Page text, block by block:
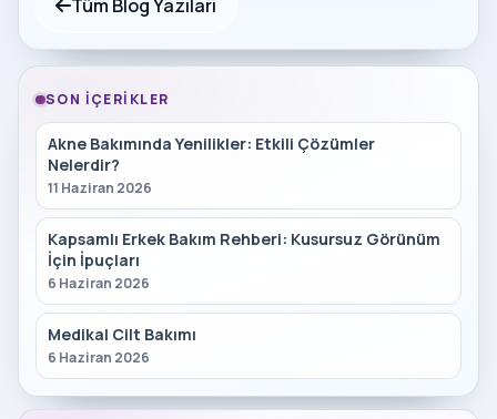
Tüm Blog Yazıları
SON İÇERIKLER
Akne Bakımında Yenilikler: Etkili Çözümler
Nelerdir?
11 Haziran 2026
Kapsamlı Erkek Bakım Rehberi: Kusursuz Görünüm
İçin İpuçları
6 Haziran 2026
Medikal Cilt Bakımı
6 Haziran 2026